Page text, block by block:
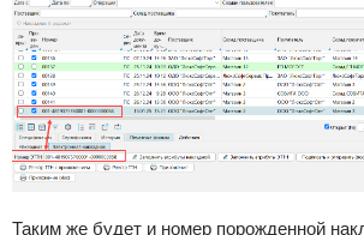
Таким же будет и номер порожденной